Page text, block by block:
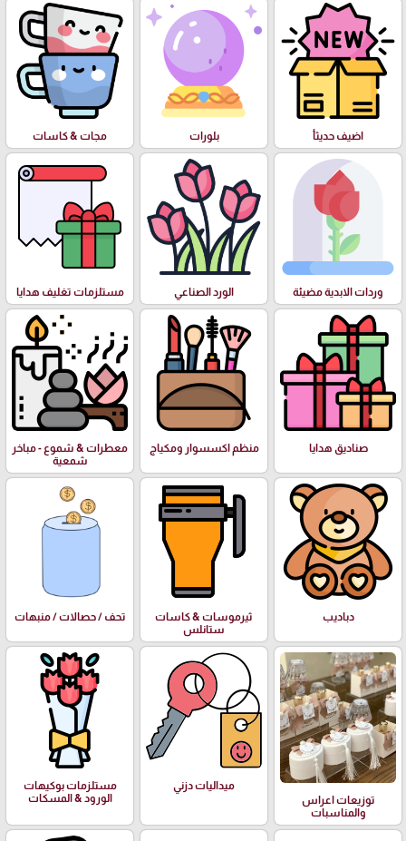
اضيف حديثأ بلورات مجات & كاسات
وردات الابدية مضيئة الورد الصناعي مستلزمات تغليف هدايا
صناديق هدايا منظم اكسسوار ومكياج
معطرات & شموع - مباخر
شمعية
دباديب
ثيرموسات & كاسات
ستانلس
تحف / حصالات / منبهات
توزيعات اعراس
والمناسبات
ميداليات دزني
مستلزمات بوكيهات
الورود & المسكات